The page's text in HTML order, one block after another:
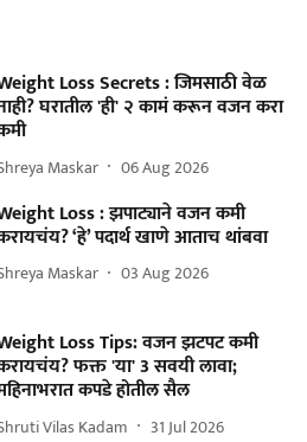
Loss Secrets : जिमसाठी वेळ
घरातील 'ही' २ कामं करून वजन करा
Maskar 06 Aug 2026
Loss : झपाट्याने वजन कमी
‘हे’ पदार्थ खाणे आताच थांबवा
Maskar 03 Aug 2026
Loss Tips: वजन झटपट कमी
फक्त 'या' 3 सवयी लावा;
कपडे होतील सैल
Vilas Kadam 31 Jul 2026